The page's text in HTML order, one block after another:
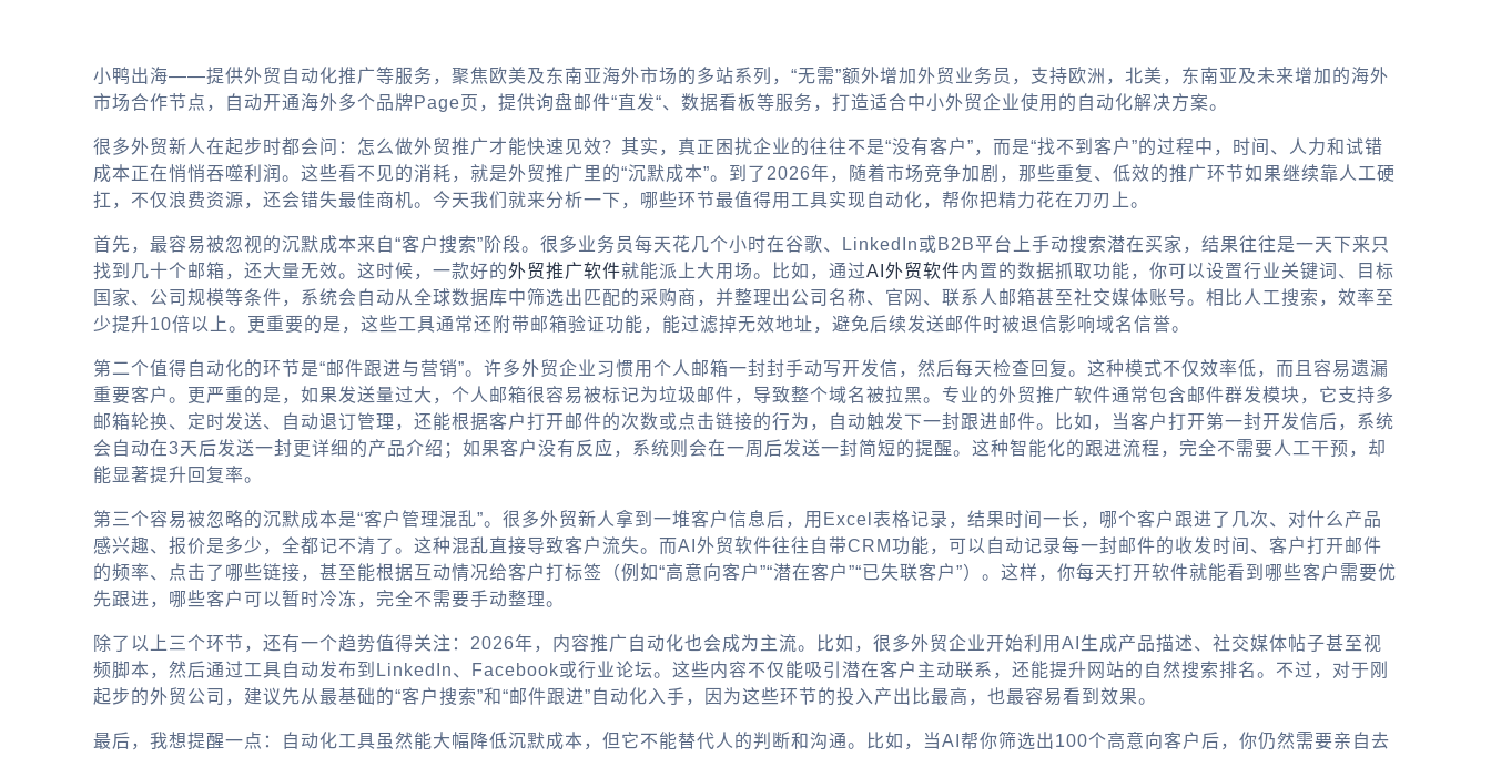
小鸭出海——提供外贸自动化推广等服务，聚焦欧美及东南亚海外市场的多站系列，“无需”额外增加外贸业务员，支持欧洲，北美，东南亚及未来增加的海外
市场合作节点，自动开通海外多个品牌Page页，提供询盘邮件“直发“、数据看板等服务，打造适合中小外贸企业使用的自动化解决方案。
很多外贸新人在起步时都会问：怎么做外贸推广才能快速见效？其实，真正困扰企业的往往不是“没有客户”，而是“找不到客户”的过程中，时间、人力和试错
成本正在悄悄吞噬利润。这些看不见的消耗，就是外贸推广里的“沉默成本”。到了2026年，随着市场竞争加剧，那些重复、低效的推广环节如果继续靠人工硬
扛，不仅浪费资源，还会错失最佳商机。今天我们就来分析一下，哪些环节最值得用工具实现自动化，帮你把精力花在刀刃上。
首先，最容易被忽视的沉默成本来自“客户搜索”阶段。很多业务员每天花几个小时在谷歌、LinkedIn或B2B平台上手动搜索潜在买家，结果往往是一天下来只
找到几十个邮箱，还大量无效。这时候，一款好的外贸推广软件就能派上大用场。比如，通过AI外贸软件内置的数据抓取功能，你可以设置行业关键词、目标
国家、公司规模等条件，系统会自动从全球数据库中筛选出匹配的采购商，并整理出公司名称、官网、联系人邮箱甚至社交媒体账号。相比人工搜索，效率至
少提升10倍以上。更重要的是，这些工具通常还附带邮箱验证功能，能过滤掉无效地址，避免后续发送邮件时被退信影响域名信誉。
第二个值得自动化的环节是“邮件跟进与营销”。许多外贸企业习惯用个人邮箱一封封手动写开发信，然后每天检查回复。这种模式不仅效率低，而且容易遗漏
重要客户。更严重的是，如果发送量过大，个人邮箱很容易被标记为垃圾邮件，导致整个域名被拉黑。专业的外贸推广软件通常包含邮件群发模块，它支持多
邮箱轮换、定时发送、自动退订管理，还能根据客户打开邮件的次数或点击链接的行为，自动触发下一封跟进邮件。比如，当客户打开第一封开发信后，系统
会自动在3天后发送一封更详细的产品介绍；如果客户没有反应，系统则会在一周后发送一封简短的提醒。这种智能化的跟进流程，完全不需要人工干预，却
能显著提升回复率。
第三个容易被忽略的沉默成本是“客户管理混乱”。很多外贸新人拿到一堆客户信息后，用Excel表格记录，结果时间一长，哪个客户跟进了几次、对什么产品
感兴趣、报价是多少，全都记不清了。这种混乱直接导致客户流失。而AI外贸软件往往自带CRM功能，可以自动记录每一封邮件的收发时间、客户打开邮件
的频率、点击了哪些链接，甚至能根据互动情况给客户打标签（例如“高意向客户”“潜在客户”“已失联客户”）。这样，你每天打开软件就能看到哪些客户需要优
先跟进，哪些客户可以暂时冷冻，完全不需要手动整理。
除了以上三个环节，还有一个趋势值得关注：2026年，内容推广自动化也会成为主流。比如，很多外贸企业开始利用AI生成产品描述、社交媒体帖子甚至视
频脚本，然后通过工具自动发布到LinkedIn、Facebook或行业论坛。这些内容不仅能吸引潜在客户主动联系，还能提升网站的自然搜索排名。不过，对于刚
起步的外贸公司，建议先从最基础的“客户搜索”和“邮件跟进”自动化入手，因为这些环节的投入产出比最高，也最容易看到效果。
最后，我想提醒一点：自动化工具虽然能大幅降低沉默成本，但它不能替代人的判断和沟通。比如，当AI帮你筛选出100个高意向客户后，你仍然需要亲自去